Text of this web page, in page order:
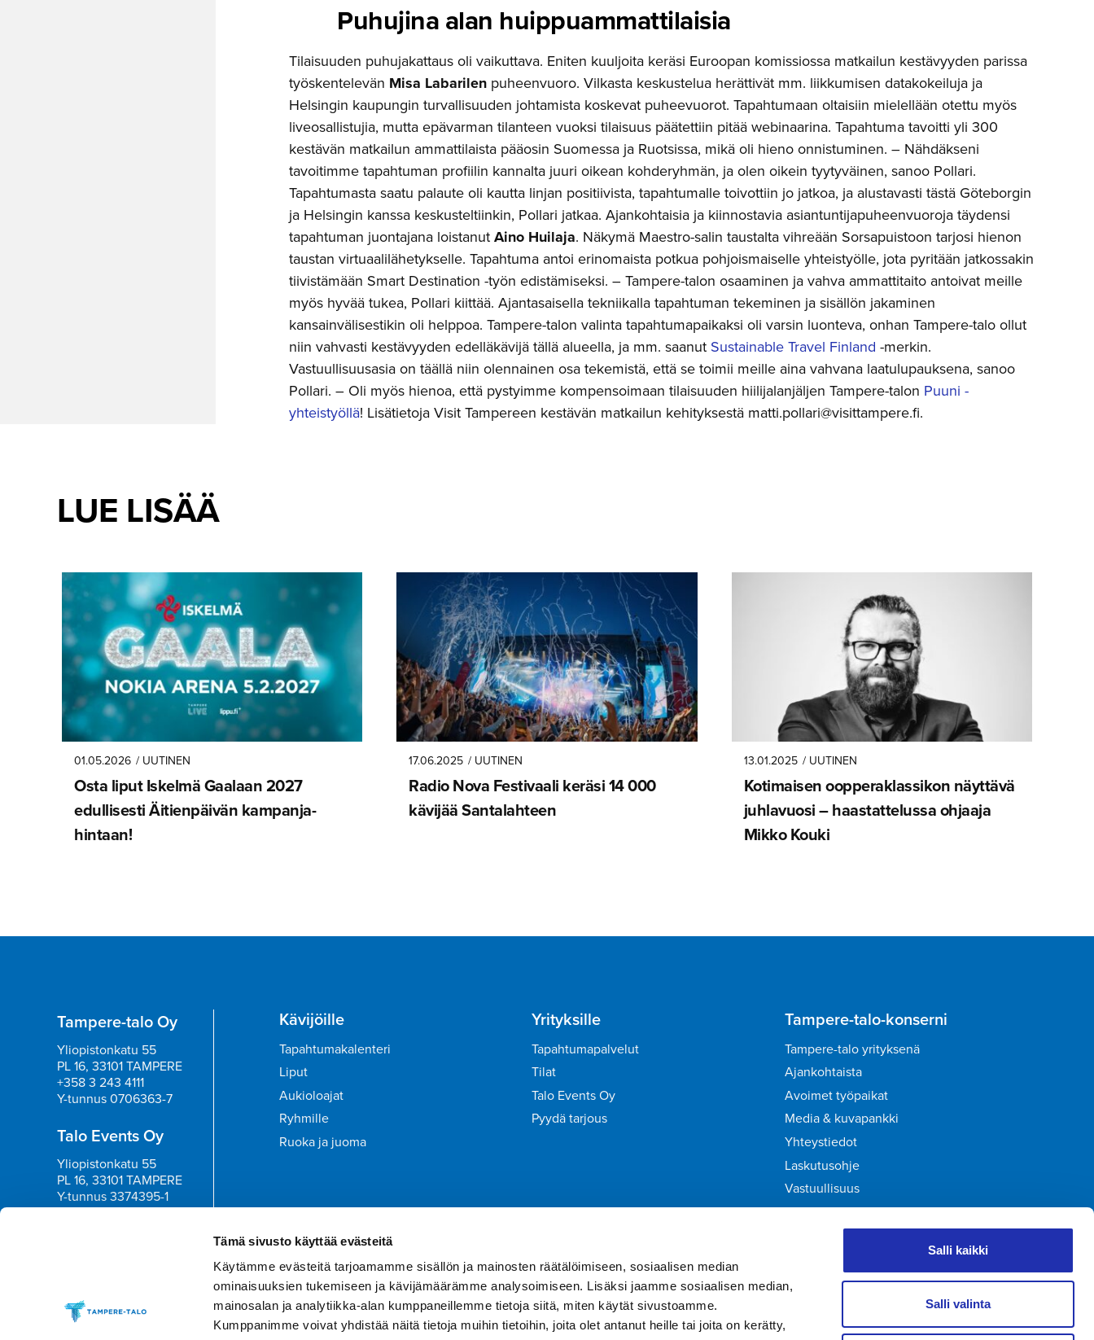
Tämä sivusto käyttää evästeitä
Käytämme evästeitä tarjoamamme sisällön ja mainosten räätälöimiseen, sosiaalisen median
ominaisuuksien tukemiseen ja kävijämäärämme analysoimiseen. Lisäksi jaamme sosiaalisen median,
mainosalan ja analytiikka-alan kumppaneillemme tietoja siitä, miten käytät sivustoamme.
Kumppanimme voivat yhdistää näitä tietoja muihin tietoihin, joita olet antanut heille tai joita on kerätty,
Salli kaikki
Salli valinta
Puhujina alan huippuam­mat­ti­laisia
Tilaisuuden puhujakattaus oli vaikuttava. Eniten kuuljoita keräsi Euroopan komissiossa matkailun kestävyyden parissa
työskentelevän Misa Labarilen puheenvuoro. Vilkasta keskustelua herättivät mm. liikkumisen datakokeiluja ja
Helsingin kaupungin turvallisuuden johtamista koskevat puheevuorot. Tapahtumaan oltaisiin mielellään otettu myös
liveosallistujia, mutta epävarman tilanteen vuoksi tilaisuus päätettiin pitää webinaarina. Tapahtuma tavoitti yli 300
kestävän matkailun ammattilaista pääosin Suomessa ja Ruotsissa, mikä oli hieno onnistuminen. – Nähdäkseni
tavoitimme tapahtuman profiilin kannalta juuri oikean kohderyhmän, ja olen oikein tyytyväinen, sanoo Pollari.
Tapahtumasta saatu palaute oli kautta linjan positiivista, tapahtumalle toivottiin jo jatkoa, ja alustavasti tästä Göteborgin
ja Helsingin kanssa keskusteltiinkin, Pollari jatkaa. Ajankohtaisia ja kiinnostavia asiantuntijapuheenvuoroja täydensi
tapahtuman juontajana loistanutAino Huilaja. Näkymä Maestro-salin taustalta vihreään Sorsapuistoon tarjosi hienon
taustan virtuaalilähetykselle. Tapahtuma antoi erinomaista potkua pohjoismaiselle yhteistyölle, jota pyritään jatkossakin
tiivistämään Smart Destination -työn edistämiseksi. – Tampere-talon osaaminen ja vahva ammattitaito antoivat meille
myös hyvää tukea, Pollari kiittää. Ajantasaisella tekniikalla tapahtuman tekeminen ja sisällön jakaminen
kansainvälisestikin oli helppoa. Tampere-talon valinta tapahtumapaikaksi oli varsin luonteva, onhan Tampere-talo ollut
niin vahvasti kestävyyden edelläkävijä tällä alueella, ja mm. saanut Sustainable Travel Finland -merkin.
Vastuullisuusasia on täällä niin olennainen osa tekemistä, että se toimii meille aina vahvana laatulupauksena, sanoo
Pollari. – Oli myös hienoa, että pystyimme kompensoimaan tilaisuuden hiilijalanjäljen Tampere-talon Puuni -
yhteistyöllä! Lisätietoja Visit Tampereen kestävän matkailun kehityksestä matti.pollari@visittampere.fi.
LUE LISÄÄ
01.05.2026 / UUTINEN
Osta liput Iskelmä Gaalaan 2027
edullisesti Äitienpäivän kampanja­
hintaan!
17.06.2025 / UUTINEN
Radio Nova Festivaali keräsi 14 000
kävijää Santalahteen
13.01.2025 / UUTINEN
Kotimaisen oopperak­las­sikon näyttävä
juhlavuosi – haastatte­lussa ohjaaja
Mikko Kouki
Tampere-talo Oy
Yliopistonkatu 55
PL 16, 33101 TAMPERE
+358 3 243 4111
Y-tunnus 0706363-7
Talo Events Oy
Yliopistonkatu 55
PL 16, 33101 TAMPERE
Y-tunnus 3374395-1
Kävijöille
Tapahtumakalenteri
Liput
Aukioloajat
Ryhmille
Ruoka ja juoma
Yrityksille
Tapahtumapalvelut
Tilat
Talo Events Oy
Pyydä tarjous
Tampere-talo-konserni
Tampere-talo yrityksenä
Ajankohtaista
Avoimet työpaikat
Media & kuvapankki
Yhteystiedot
Laskutusohje
Vastuullisuus
Tilaa uutiskirje